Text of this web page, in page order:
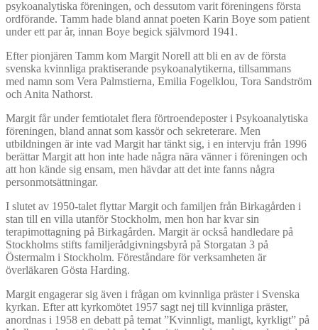
psykoanalytiska föreningen, och dessutom varit föreningens första
ordförande. Tamm hade bland annat poeten Karin Boye som patient
under ett par år, innan Boye begick självmord 1941.
Efter pionjären Tamm kom Margit Norell att bli en av de första
svenska kvinnliga praktiserande psykoanalytikerna, tillsammans
med namn som Vera Palmstierna, Emilia Fogelklou, Tora Sandström
och Anita Nathorst.
Margit får under femtiotalet flera förtroendeposter i Psykoanalytiska
föreningen, bland annat som kassör och sekreterare. Men
utbildningen är inte vad Margit har tänkt sig, i en intervju från 1996
berättar Margit att hon inte hade några nära vänner i föreningen och
att hon kände sig ensam, men hävdar att det inte fanns några
personmotsättningar.
I slutet av 1950-talet flyttar Margit och familjen från Birkagården i
stan till en villa utanför Stockholm, men hon har kvar sin
terapimottagning på Birkagården. Margit är också handledare på
Stockholms stifts familjerådgivningsbyrå på Storgatan 3 på
Östermalm i Stockholm. Föreståndare för verksamheten är
överläkaren Gösta Harding.
Margit engagerar sig även i frågan om kvinnliga präster i Svenska
kyrkan. Efter att kyrkomötet 1957 sagt nej till kvinnliga präster,
anordnas i 1958 en debatt på temat ”Kvinnligt, manligt, kyrkligt” på